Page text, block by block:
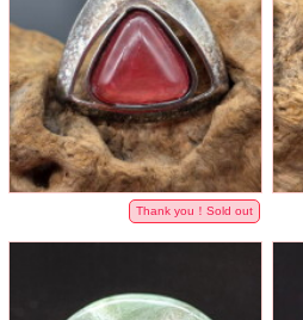
Thank you！Sold out